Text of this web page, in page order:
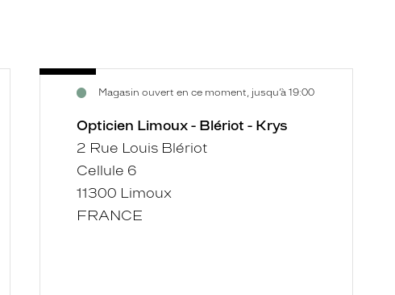
Opticien
Limoux
Magasin ouvert en ce moment, jusqu’à 19:00
Voir
Opticien Limoux - Blériot - Krys
2 Rue Louis Blériot
Cellule 6
11300 Limoux
FRANCE